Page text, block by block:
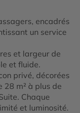
encadrés
un service
et largeur de
et fluide.
privé, décorées
m² à plus de
Chaque
et luminosité.